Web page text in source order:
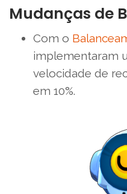
Mudanças de
Com o
implementaram
velocidade de
em 10%.